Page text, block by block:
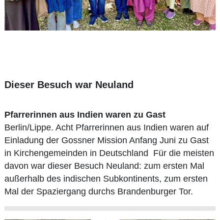
Dieser Besuch war Neuland
Pfarrerinnen aus Indien waren zu Gast
Berlin/Lippe. Acht Pfarrerinnen aus Indien waren auf
Einladung der Gossner Mission Anfang Juni zu Gast
in Kirchengemeinden in Deutschland Für die meisten
davon war dieser Besuch Neuland: zum ersten Mal
außerhalb des indischen Subkontinents, zum ersten
Mal der Spaziergang durchs Brandenburger Tor.